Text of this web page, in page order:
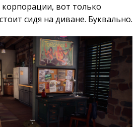
вот только
сидя на диване. Буквально.